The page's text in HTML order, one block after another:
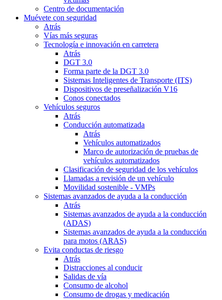
Centro de documentación
Muévete con seguridad
Atrás
Vías más seguras
Tecnología e innovación en carretera
Atrás
DGT 3.0
Forma parte de la DGT 3.0
Sistemas Inteligentes de Transporte (ITS)
Dispositivos de preseñalización V16
Conos conectados
Vehículos seguros
Atrás
Conducción automatizada
Atrás
Vehículos automatizados
Marco de autorización de pruebas de
vehículos automatizados
Clasificación de seguridad de los vehículos
Llamadas a revisión de un vehículo
Movilidad sostenible - VMPs
Sistemas avanzados de ayuda a la conducción
Atrás
Sistemas avanzados de ayuda a la conducción
(ADAS)
Sistemas avanzados de ayuda a la conducción
para motos (ARAS)
Evita conductas de riesgo
Atrás
Distracciones al conducir
Salidas de vía
Consumo de alcohol
Consumo de drogas y medicación